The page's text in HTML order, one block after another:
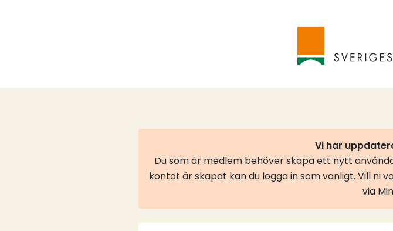
Vi har
Du som är medlem behöver skapa ett nytt
kontot är skapat kan du logga in som vanligt. Vill ni
via